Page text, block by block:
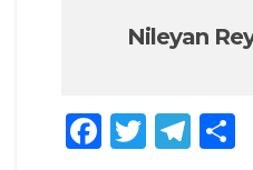
Nileyan
F
T
T